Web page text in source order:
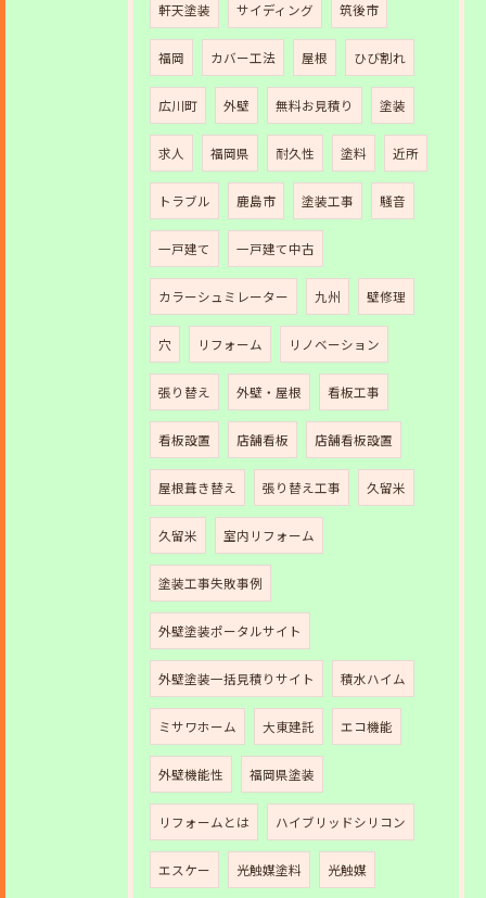
軒天塗装 サイディング 筑後市
福岡 カバー工法 屋根 ひび割れ
広川町 外壁 無料お見積り 塗装
求人 福岡県 耐久性 塗料 近所
トラブル 鹿島市 塗装工事 騒音
一戸建て 一戸建て中古
カラーシュミレーター 九州 壁修理
穴 リフォーム リノベーション
張り替え 外壁・屋根 看板工事
看板設置 店舗看板 店舗看板設置
屋根葺き替え 張り替え工事 久留米
久留米 室内リフォーム
塗装工事失敗事例
外壁塗装ポータルサイト
外壁塗装一括見積りサイト 積水ハイム
ミサワホーム 大東建託 エコ機能
外壁機能性 福岡県塗装
リフォームとは ハイブリッドシリコン
エスケー 光触媒塗料 光触媒